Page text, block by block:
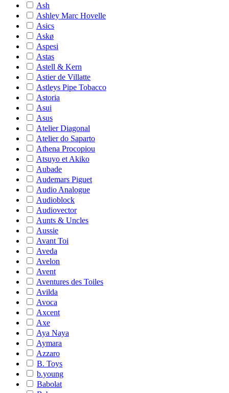
Ash
Ashley Marc Hovelle
Asics
Askø
Aspesi
Astas
Astell & Kern
Astier de Villatte
Astleys Pipe Tobacco
Astoria
Asui
Asus
Atelier Diagonal
Atelier do Saparto
Athena Procopiou
Atsuyo et Akiko
Aubade
Audemars Piguet
Audio Analogue
Audioblock
Audiovector
Aunts & Uncles
Aussie
Avant Toi
Aveda
Avelon
Avent
Aventures des Toiles
Avilda
Avoca
Axcent
Axe
Aya Naya
Aymara
Azzaro
B. Toys
b.young
Babolat